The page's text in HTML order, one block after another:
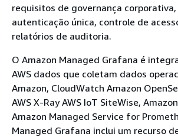
requisitos de governança
autenticação única, controle de
relatórios de auditoria.
O Amazon Managed Grafana é
AWS dados que coletam dados
Amazon, CloudWatch Amazon
AWS X-Ray AWS IoT SiteWise,
Amazon Managed Service for
Managed Grafana inclui um recurso